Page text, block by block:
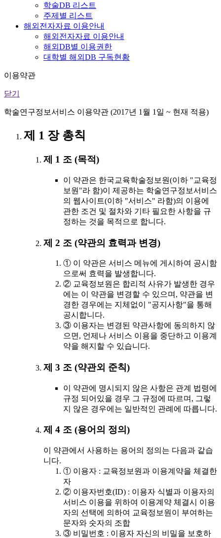
학술DB 리스트
주제별 리스트
해외전자자료 이용안내
해외전자자료 이용안내
해외DB별 이용권한
대학별 해외DB 구독현황
이용약관
닫기
학술연구정보서비스 이용약관 (2017년 1월 1일 ~ 현재 적용)
제 1 장 총칙
제 1 조 (목적)
이 약관은 한국교육학술정보원(이하 "교육정
보원"라 함)이 제공하는 학술연구정보서비스
의 웹사이트(이하 "서비스" 라함)의 이용에
관한 조건 및 절차와 기타 필요한 사항을 규
정하는 것을 목적으로 합니다.
제 2 조 (약관의 효력과 변경)
① 이 약관은 서비스 메뉴에 게시하여 공시함
으로써 효력을 발생합니다.
② 교육정보원은 합리적 사유가 발생한 경우
에는 이 약관을 변경할 수 있으며, 약관을 변
경한 경우에는 지체없이 "공지사항"을 통해
공시합니다.
③ 이용자는 변경된 약관사항에 동의하지 않
으면, 언제나 서비스 이용을 중단하고 이용계
약을 해지할 수 있습니다.
제 3 조 (약관외 준칙)
이 약관에 명시되지 않은 사항은 관계 법령에
규정 되어있을 경우 그 규정에 따르며, 그렇
지 않은 경우에는 일반적인 관례에 따릅니다.
제 4 조 (용어의 정의)
이 약관에서 사용하는 용어의 정의는 다음과 같습
니다.
① 이용자 : 교육정보원과 이용계약을 체결한
자
② 이용자번호(ID) : 이용자 식별과 이용자의
서비스 이용을 위하여 이용계약 체결시 이용
자의 선택에 의하여 교육정보원이 부여하는
문자와 숫자의 조합
③ 비밀번호 : 이용자 자신의 비밀을 보호하